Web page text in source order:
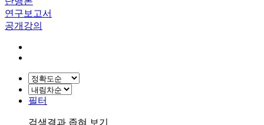
연구보고서
공개강의
필터
검색결과 좁혀 보기